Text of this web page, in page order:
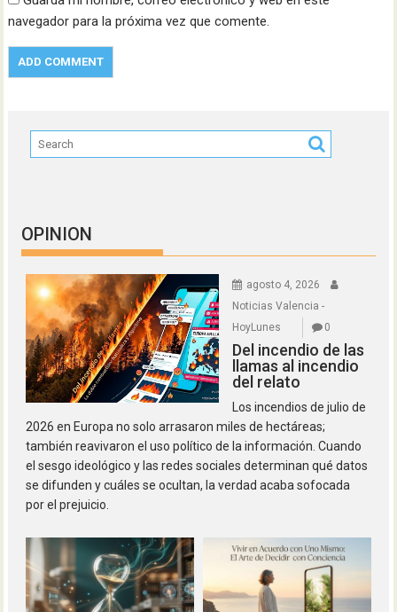
navegador para la próxima vez que comente.
OPINION
agosto 4, 2026
Noticias Valencia -
HoyLunes
0
Del incendio de las
llamas al incendio
del relato
Los incendios de julio de
2026 en Europa no solo arrasaron miles de hectáreas;
también reavivaron el uso político de la información. Cuando
el sesgo ideológico y las redes sociales determinan qué datos
se difunden y cuáles se ocultan, la verdad acaba sofocada
por el prejuicio.